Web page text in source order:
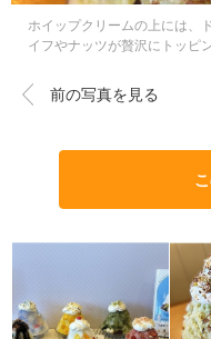
ホイップクリームの上には、
イフやナッツが贅沢にトッピ
前の写真を見る